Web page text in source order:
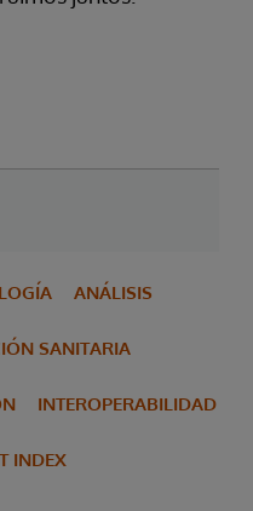
ANÁLISIS
SANITARIA
INTEROPERABILIDAD
INDEX